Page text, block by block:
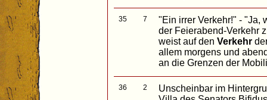
35 7
"Ein irrer Verkehr!" - "Ja,
der Feierabend-Verkehr
weist auf den Verkehr
allem morgens und
an die Grenzen der
36 2
Unscheinbar im